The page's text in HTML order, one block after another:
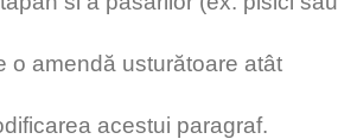
o amendă usturătoare atât
acestui paragraf.